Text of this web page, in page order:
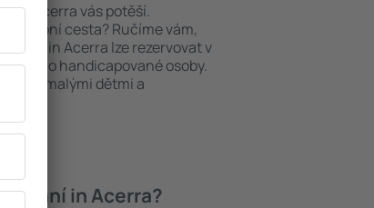
Acerra vás potěší.
služební cesta? Ručíme vám,
in Acerra lze rezervovat v
pro handicapované osoby.
nebo malými dětmi a
in Acerra?